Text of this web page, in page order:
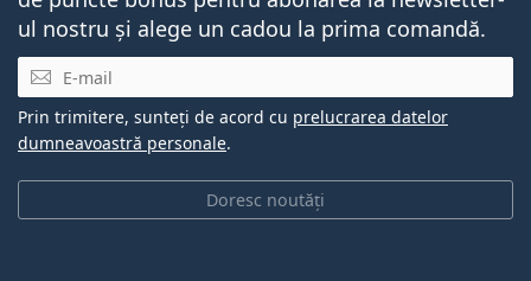
ul nostru și alege un cadou la prima comandă.
E-mail
Doresc noutăți
Prin trimitere, sunteți de acord cu prelucrarea datelor
dumneavoastră personale.